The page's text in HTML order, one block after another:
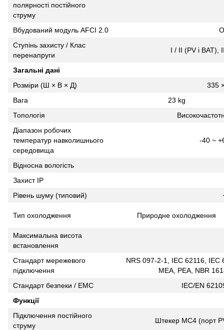
полярності постійного
струму
Вбудований модуль AFCI 2.0
Ступінь захисту / Клас
перенапруги
I / II (PV і BAT),
Загальні дані
Розміри (Ш × В × Д)
335
Вага
23 kg
Топологія
Діапазон робочих
температур навколишнього
середовища
-40 ~
Відносна вологість
Захист IP
Рівень шуму (типовий)
Тип охолодження Природне охолодження
Максимальна висота
встановлення
Стандарт мережевого
підключення
NRS 097-2-1, IEC 62116,
MEA, PEA, NBR
Стандарт безпеки / EMC
IEC/EN
Функції
Підключення постійного
струму
Штекер MC4 (порт